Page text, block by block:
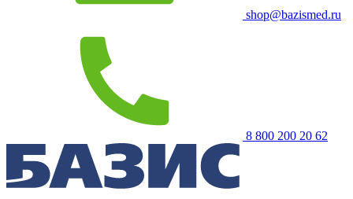
shop@bazismed.ru
8 800 200 20 62